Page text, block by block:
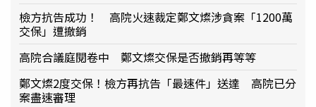
檢方抗告成功！ 高院火速裁定鄭文燦涉貪案「1200萬
交保」遭撤銷
高院合議庭閱卷中 鄭文燦交保是否撤銷再等等
鄭文燦2度交保！檢方再抗告「最速件」送達 高院已分
案盡速審理